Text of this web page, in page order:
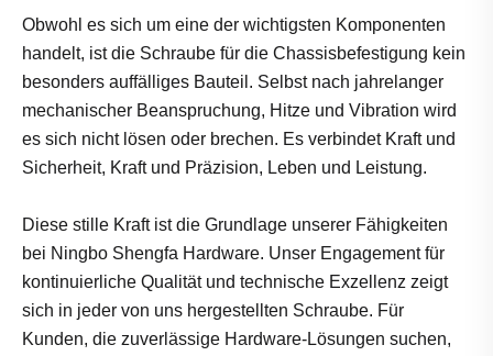
Obwohl es sich um eine der wichtigsten Komponenten
handelt, ist die Schraube für die Chassisbefestigung kein
besonders auffälliges Bauteil. Selbst nach jahrelanger
mechanischer Beanspruchung, Hitze und Vibration wird
es sich nicht lösen oder brechen. Es verbindet Kraft und
Sicherheit, Kraft und Präzision, Leben und Leistung.
Diese stille Kraft ist die Grundlage unserer Fähigkeiten
bei Ningbo Shengfa Hardware. Unser Engagement für
kontinuierliche Qualität und technische Exzellenz zeigt
sich in jeder von uns hergestellten Schraube. Für
Kunden, die zuverlässige Hardware-Lösungen suchen,